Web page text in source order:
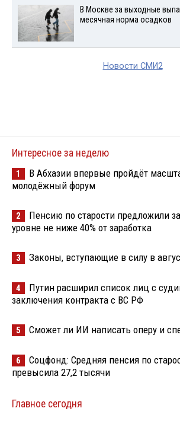
В Москве за выходные
месячная норма осадков
Новости СМИ2
Интересное за неделю
1
В Абхазии впервые пройдёт
молодёжный форум
2
Пенсию по старости предложили
уровне не ниже 40% от заработка
3 Законы, вступающие в силу в
4
Путин расширил список лиц с
заключения контракта с ВС РФ
5 Сможет ли ИИ написать оперу и
6
Соцфонд: Средняя пенсия по
превысила 27,2 тысячи
Главное сегодня